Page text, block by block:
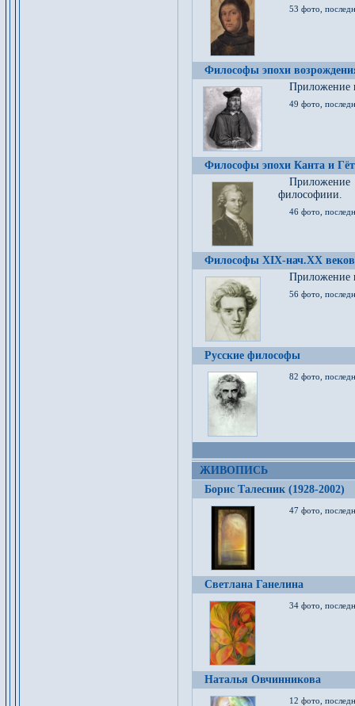
53 фото,
Философы эпохи
Приложение
49 фото,
Философы эпохи Канта и
философиии.
46 фото,
Философы XIX-нач.XX веков
Приложение
56 фото,
Русские философы
82 фото,
ЖИВОПИСЬ
Борис Талесник (1928-2002)
47 фото,
Светлана Ганелина
34 фото,
Наталья Овчинникова
12 фото,